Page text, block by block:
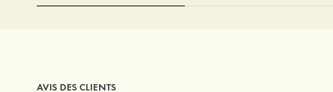
AVIS DES CLIENTS